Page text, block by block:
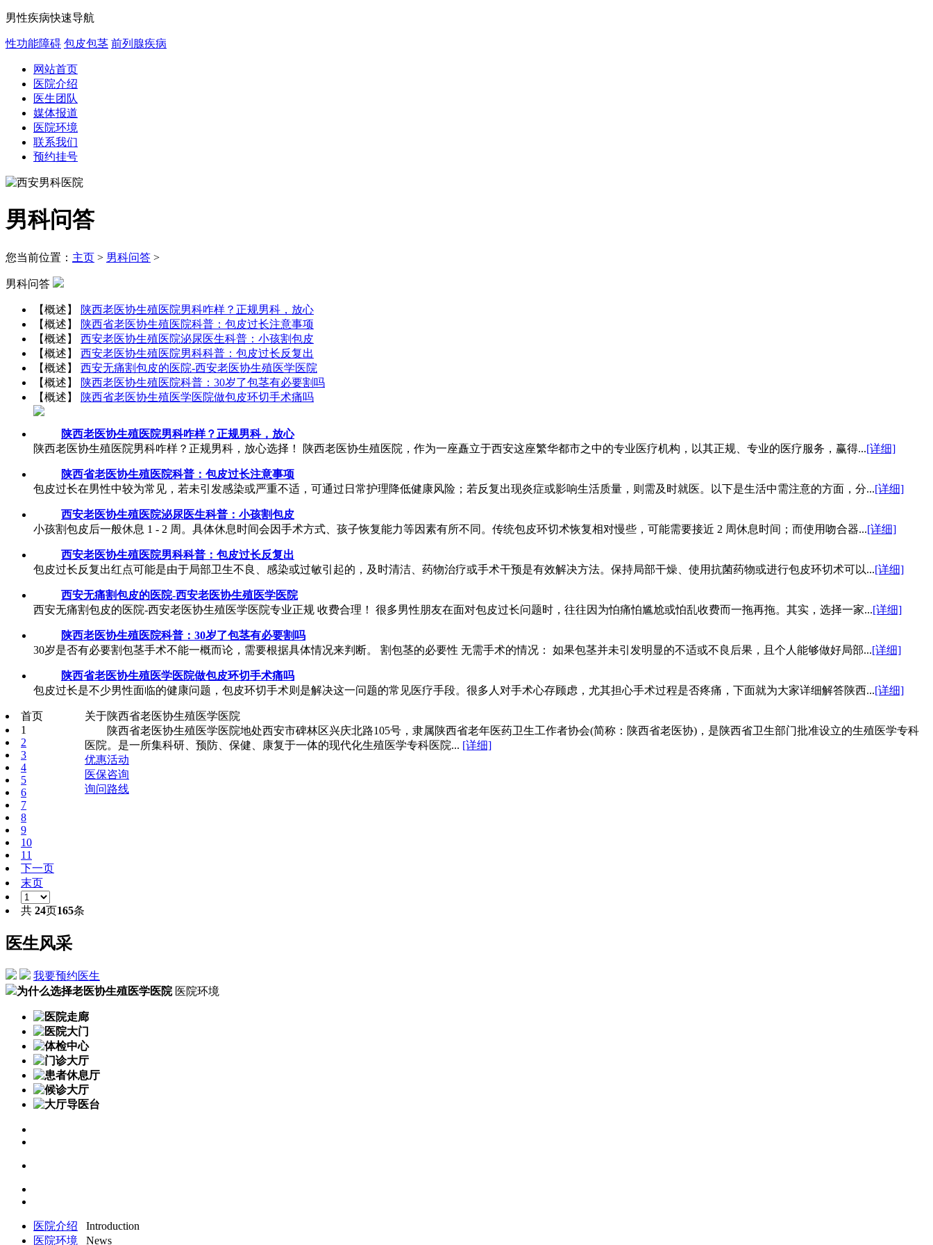
男性疾病快速导航
性功能障碍 包皮包茎 前列腺疾病
网站首页
医院介绍
医生团队
媒体报道
医院环境
联系我们
预约挂号
男科问答
您当前位置： 主页 > 男科问答 >
男科问答
【概述】
陕西老医协生殖医院男科咋样？正规男科，放心
【概述】
陕西省老医协生殖医院科普：包皮过长注意事项
【概述】 西安老医协生殖医院泌尿医生科普：小孩割包皮
【概述】 西安老医协生殖医院男科科普：包皮过长反复出
【概述】 西安无痛割包皮的医院-西安老医协生殖医学医院
【概述】
陕西老医协生殖医院科普：30岁了包茎有必要割吗
【概述】
陕西省老医协生殖医学医院做包皮环切手术痛吗
陕西老医协生殖医院男科咋样？正规男科，放心
陕西老医协生殖医院男科咋样？正规男科，放心选择！ 陕西老医协生殖医院，作为一座矗立于西安这座繁华都市之中的专业医疗机构，以其正规、专业的医疗服务，赢得...[详细]
陕西省老医协生殖医院科普：包皮过长注意事项
包皮过长在男性中较为常见，若未引发感染或严重不适，可通过日常护理降低健康风险；若反复出现炎症或影响生活质量，则需及时就医。以下是生活中需注意的方面，分...[详细]
西安老医协生殖医院泌尿医生科普：小孩割包皮
小孩割包皮后一般休息 1 - 2 周。具体休息时间会因手术方式、孩子恢复能力等因素有所不同。传统包皮环切术恢复相对慢些，可能需要接近 2 周休息时间；而使用吻合器...[详细]
西安老医协生殖医院男科科普：包皮过长反复出
包皮过长反复出红点可能是由于局部卫生不良、感染或过敏引起的，及时清洁、药物治疗或手术干预是有效解决方法。保持局部干燥、使用抗菌药物或进行包皮环切术可以...[详细]
西安无痛割包皮的医院-西安老医协生殖医学医院
西安无痛割包皮的医院-西安老医协生殖医学医院专业正规 收费合理！ 很多男性朋友在面对包皮过长问题时，往往因为怕痛怕尴尬或怕乱收费而一拖再拖。其实，选择一家...[详细]
陕西老医协生殖医院科普：30岁了包茎有必要割吗
30岁是否有必要割包茎手术不能一概而论，需要根据具体情况来判断。 割包茎的必要性 无需手术的情况： 如果包茎并未引发明显的不适或不良后果，且个人能够做好局部...[详细]
陕西省老医协生殖医学医院做包皮环切手术痛吗
包皮过长是不少男性面临的健康问题，包皮环切手术则是解决这一问题的常见医疗手段。很多人对手术心存顾虑，尤其担心手术过程是否疼痛，下面就为大家详细解答陕西...[详细]
首页
1
2
3
4
5
6
7
8
9
10
11
下一页
末页
共 24页165条
关于陕西省老医协生殖医学医院
陕西省老医协生殖医学医院地处西安市碑林区兴庆北路105号，隶属陕西省老年医药卫生工作者协会(简称：陕西省老医协)，是陕西省卫生部门批准设立的生殖医学专科
医院。是一所集科研、预防、保健、康复于一体的现代化生殖医学专科医院... [详细]
优惠活动
医保咨询
询问路线
医生风采
我要预约医生
为什么选择老医协生殖医学医院 医院环境
医院介绍 Introduction
医院环境 News